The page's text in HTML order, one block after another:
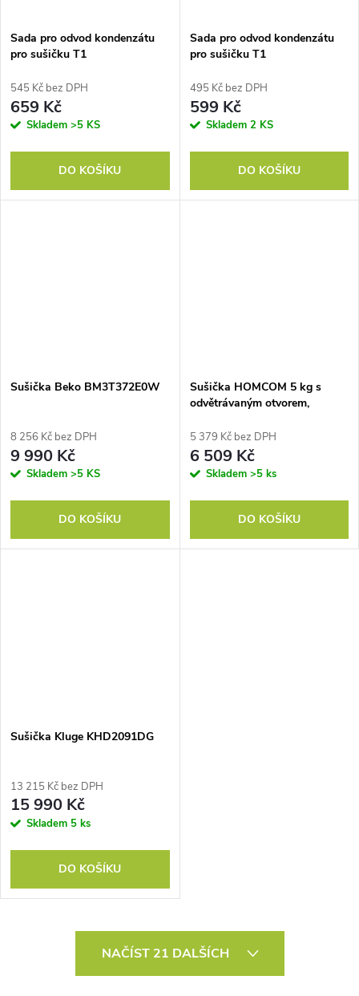
Sada pro odvod kondenzátu
pro sušičku T1
545 Kč bez DPH
659 Kč
Skladem >5 KS
DO KOŠÍKU
Sada pro odvod kondenzátu
pro sušičku T1
495 Kč bez DPH
599 Kč
Skladem 2 KS
DO KOŠÍKU
Sušička Beko BM3T372E0W
8 256 Kč bez DPH
9 990 Kč
Skladem >5 KS
DO KOŠÍKU
Sušička HOMCOM 5 kg s
odvětrávaným otvorem,
sušička prádla s předním
plněním, 1000 W, nerezový
buben, časovač, modrá
5 379 Kč bez DPH
6 509 Kč
Skladem >5 ks
DO KOŠÍKU
Sušička Kluge KHD2091DG
13 215 Kč bez DPH
15 990 Kč
Skladem 5 ks
DO KOŠÍKU
NAČÍST 21 DALŠÍCH